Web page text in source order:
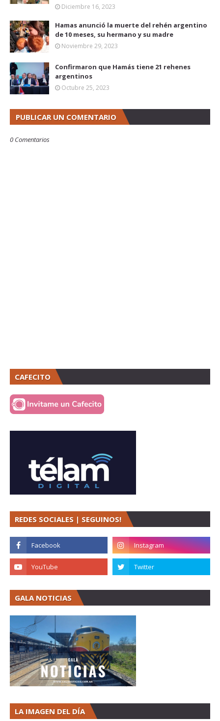
Diciembre 16, 2023
Hamas anunció la muerte del rehén argentino
de 10 meses, su hermano y su madre
Noviembre 29, 2023
Confirmaron que Hamás tiene 21 rehenes
argentinos
Octubre 25, 2023
PUBLICAR UN COMENTARIO
0 Comentarios
CAFECITO
REDES SOCIALES | SEGUINOS!
GALA NOTICIAS
LA IMAGEN DEL DÍA